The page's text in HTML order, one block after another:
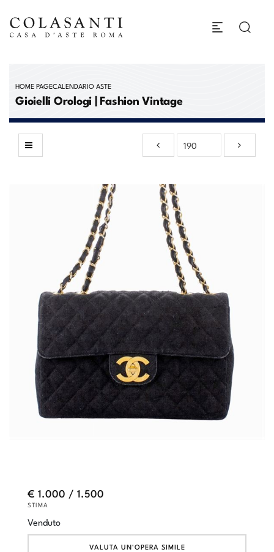
HOME PAGECALENDARIO ASTE
Gioielli Orologi | Fashion Vintage
€ 1.000 / 1.500
STIMA
Venduto
VALUTA UN'OPERA SIMILE